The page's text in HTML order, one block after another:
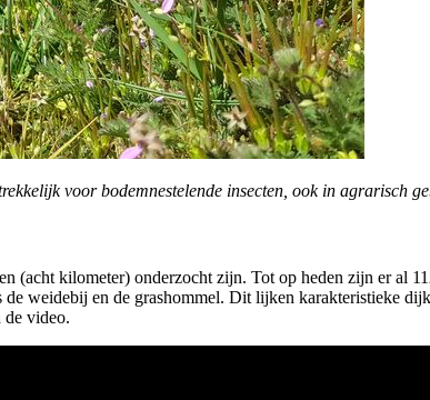
voor bodemnestelende insecten, ook in agrarisch
kilometer) onderzocht zijn. Tot op heden zijn er al
weidebij en de grashommel. Dit lijken karakteristieke
de video.